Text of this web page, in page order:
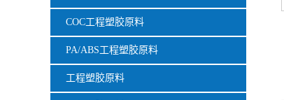
COC工程塑胶原料
PA/ABS工程塑胶原料
工程塑胶原料